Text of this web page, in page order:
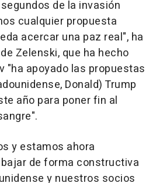
de la invasión
cualquier propuesta
acercar una paz real", ha
Zelenski, que ha hecho
"ha apoyado las propuestas
Donald) Trump
año para poner fin al
y estamos ahora
de forma constructiva
y nuestros socios